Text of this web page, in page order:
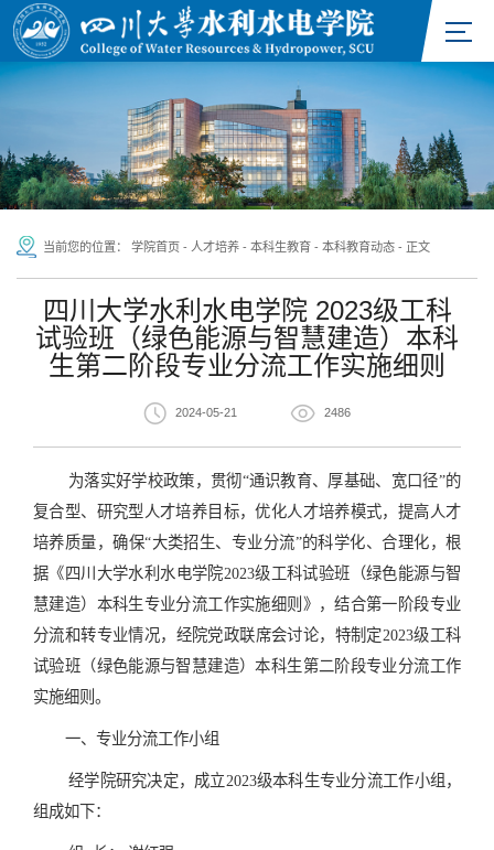
当前您的位置： 学院首页 - 人才培养 - 本科生教育 - 本科教育动态 - 正文
四川大学水利水电学院 2023级工科
试验班（绿色能源与智慧建造）本科
生第二阶段专业分流工作实施细则
2024-05-21 2486
为落实好学校政策，贯彻“通识教育、厚基础、宽口径”的
复合型、研究型人才培养目标，优化人才培养模式，提高人才
培养质量，确保“大类招生、专业分流”的科学化、合理化，根
据《 四川大学水利水电学院2023级工科试验班（绿色能源与智
慧建造）本科生专业分流工作实施细则 》 ，结合第一阶段专业
分流和转专业情况，经院党政联席会讨论，特制定2023级工科
试验班（绿色能源与智慧建造）本科生第二阶段专业分流工作
实施细则。
一、专业分流工作小组
经学院研究决定， 成立2023级本科生专业分流工作小组 ，
组成如下：